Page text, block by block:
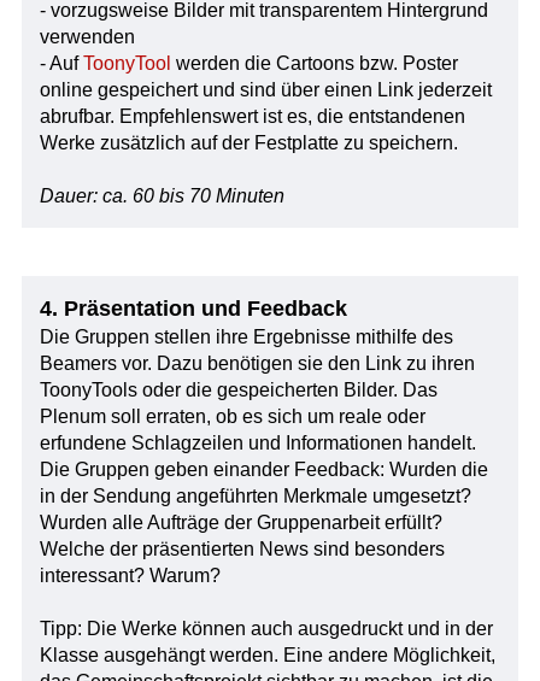
- vorzugsweise Bilder mit transparentem Hintergrund
verwenden
- AufToonyTool werden die Cartoons bzw. Poster
online gespeichert und sind über einen Link jederzeit
abrufbar. Empfehlenswert ist es, die entstandenen
Werke zusätzlich auf der Festplatte zu speichern.
Dauer: ca. 60 bis 70 Minuten
4. Präsentation und Feedback
Die Gruppen stellen ihre Ergebnisse mithilfe des
Beamers vor. Dazu benötigen sie den Link zu ihren
ToonyTools oder die gespeicherten Bilder. Das
Plenum soll erraten, ob es sich um reale oder
erfundene Schlagzeilen und Informationen handelt.
Die Gruppen geben einander Feedback: Wurden die
in der Sendung angeführten Merkmale umgesetzt?
Wurden alle Aufträge der Gruppenarbeit erfüllt?
Welche der präsentierten News sind besonders
interessant? Warum?
Tipp: Die Werke können auch ausgedruckt und in der
Klasse ausgehängt werden. Eine andere Möglichkeit,